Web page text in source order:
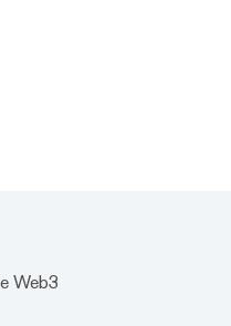
Web3